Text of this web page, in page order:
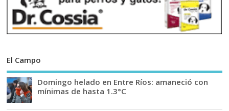
El Campo
Domingo helado en Entre Ríos: amaneció con
mínimas de hasta 1.3°C